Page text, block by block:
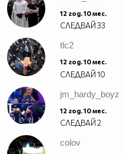
12 год. 10 мес.
СЛЕДВАЙ33
tlc2
12 год. 10 мес.
СЛЕДВАЙ10
jm_hardy_boyz
12 год. 10 мес.
СЛЕДВАЙ2
colov